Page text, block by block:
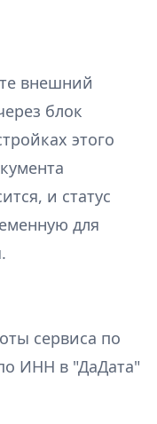
внешний
блок
этого
и статус
для
сервиса по
ИНН в "ДаДата"